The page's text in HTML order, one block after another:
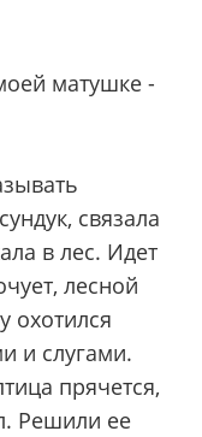
матушке -
связала
в лес. Идет
лесной
охотился
и слугами.
прячется,
Решили ее